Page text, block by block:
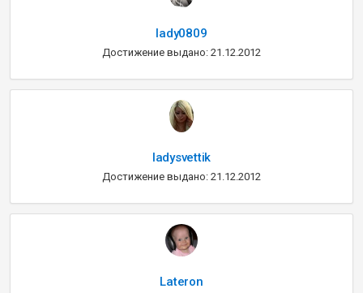
lady0809
Достижение выдано: 21.12.2012
ladysvettik
Достижение выдано: 21.12.2012
Lateron